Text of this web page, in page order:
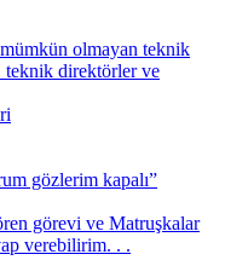
gözlerim kapalı”
verebilirim. . .